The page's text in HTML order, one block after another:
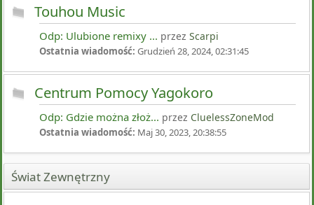
Touhou Music
Odp: Ulubione remixy ... przez Scarpi
Ostatnia wiadomość: Grudzień 28, 2024, 02:31:45
Centrum Pomocy Yagokoro
Odp: Gdzie można złoż... przez CluelessZoneMod
Ostatnia wiadomość: Maj 30, 2023, 20:38:55
Świat Zewnętrzny